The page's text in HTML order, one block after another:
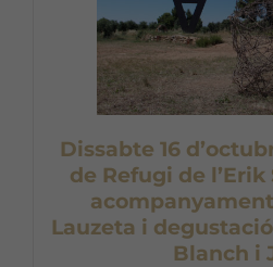
Dissabte 16
de Refugi de
Lauzeta i
Blanch i